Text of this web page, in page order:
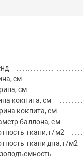
см
см
кокпита, см
кокпита, см
баллона, см
ткани, г/м2
ткани дна, г/м2